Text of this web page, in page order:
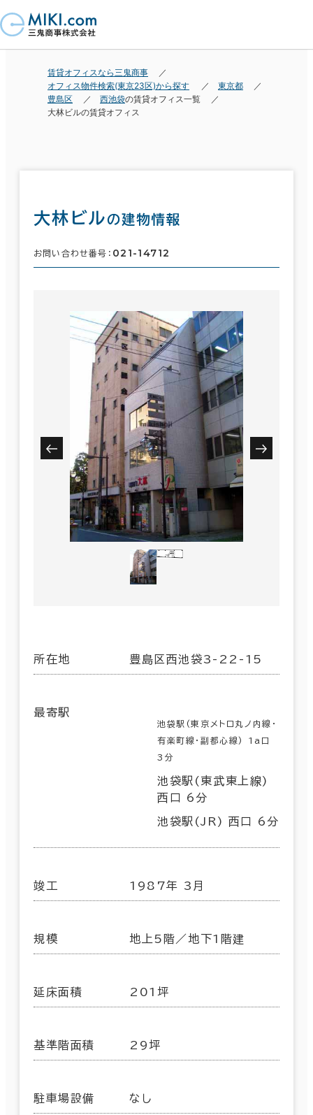
賃貸オフィスなら三鬼商事
オフィス物件検索(東京23区)から探す
東京都
豊島区
西池袋の賃貸オフィス一覧
大林ビルの賃貸オフィス
大林ビルの建物情報
お問い合わせ番号： 021-14712
所在地 豊島区西池袋3-22-15
最寄駅
池袋駅(東京メトロ丸ノ内線･
有楽町線･副都心線) 1a口
3分
池袋駅(東武東上線)
西口 6分
池袋駅(JR) 西口 6分
竣工 1987年 3月
規模 地上5階／地下1階建
延床面積 201坪
基準階面積 29坪
駐車場設備 なし